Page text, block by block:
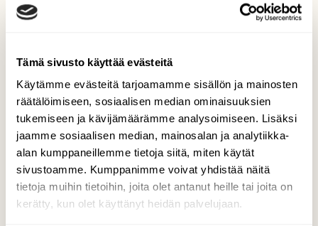
Tämä sivusto käyttää evästeitä
Käytämme evästeitä tarjoamamme sisällön ja mainosten
räätälöimiseen, sosiaalisen median ominaisuuksien
tukemiseen ja kävijämäärämme analysoimiseen. Lisäksi
jaamme sosiaalisen median, mainosalan ja analytiikka-
alan kumppaneillemme tietoja siitä, miten käytät
sivustoamme. Kumppanimme voivat yhdistää näitä
tietoja muihin tietoihin, joita olet antanut heille tai joita on
kerätty, kun olet käyttänyt heidän palvelujaan.
Tervehdys lajitoverit!
Tornion Heinijängällä joutsenparin
ruokailuhetken keskeytti yksinäisyyttä
poteva joutsen ... seurassa on mukavampi
olla, ja niin lennettiin hetken kuluttua
kolmisin eteläänpäin.